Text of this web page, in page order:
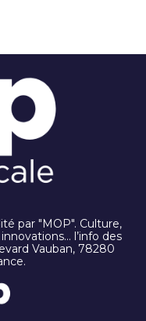
par "MOP". Culture,
l’info des
Vauban, 78280